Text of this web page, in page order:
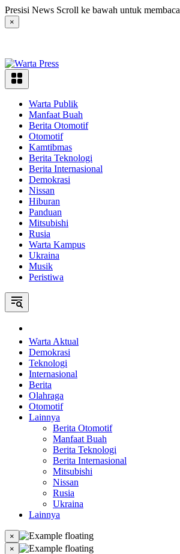
Langsung
ke
konten
Presisi News Scroll ke bawah untuk membaca
×
Warta Publik
Manfaat Buah
Berita Otomotif
Otomotif
Kamtibmas
Berita Teknologi
Berita Internasional
Demokrasi
Nissan
Hiburan
Panduan
Mitsubishi
Rusia
Warta Kampus
Ukraina
Musik
Peristiwa
Warta Aktual
Demokrasi
Teknologi
Internasional
Berita
Olahraga
Otomotif
Lainnya
Berita Otomotif
Manfaat Buah
Berita Teknologi
Berita Internasional
Mitsubishi
Nissan
Rusia
Ukraina
Lainnya
×
×